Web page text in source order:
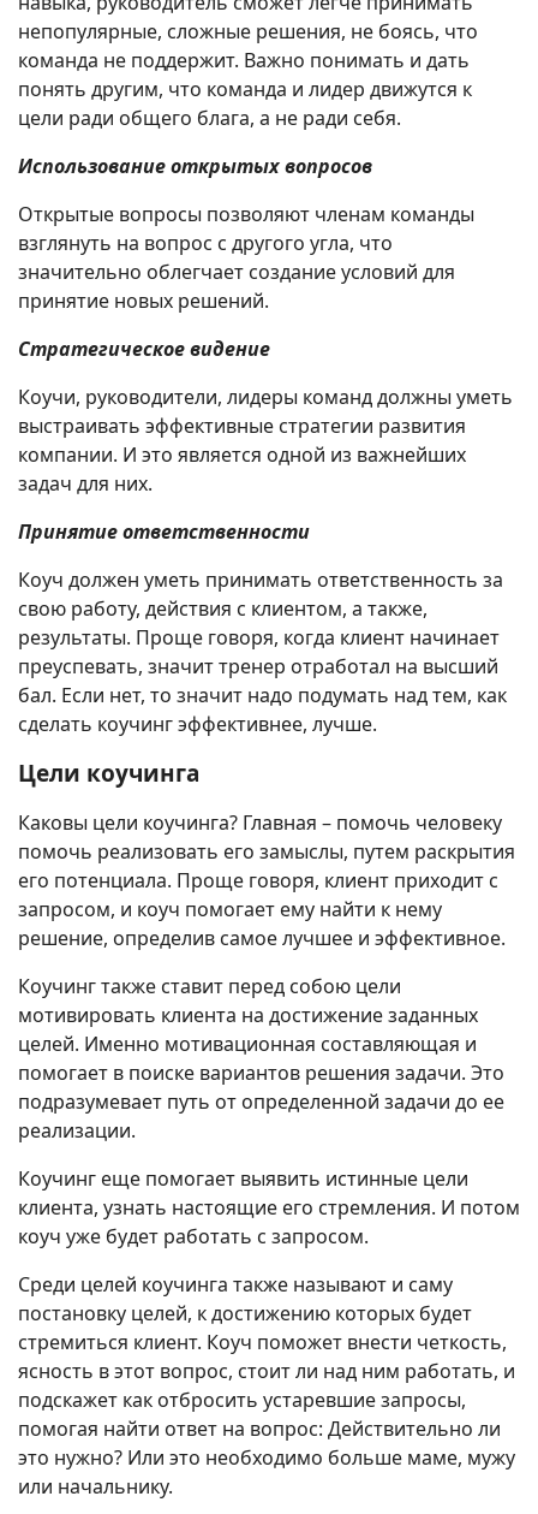
непопулярные, сложные решения, не боясь, что
команда не поддержит. Важно понимать и дать
понять другим, что команда и лидер движутся к
цели ради общего блага, а не ради себя.
Использование открытых вопросов
Открытые вопросы позволяют членам команды
взглянуть на вопрос с другого угла, что
значительно облегчает создание условий для
принятие новых решений.
Стратегическое видение
Коучи, руководители, лидеры команд должны уметь
выстраивать эффективные стратегии развития
компании. И это является одной из важнейших
задач для них.
Принятие ответственности
Коуч должен уметь принимать ответственность за
свою работу, действия с клиентом, а также,
результаты. Проще говоря, когда клиент начинает
преуспевать, значит тренер отработал на высший
бал. Если нет, то значит надо подумать над тем, как
сделать коучинг эффективнее, лучше.
Цели коучинга
Каковы цели коучинга? Главная – помочь человеку
помочь реализовать его замыслы, путем раскрытия
его потенциала. Проще говоря, клиент приходит с
запросом, и коуч помогает ему найти к нему
решение, определив самое лучшее и эффективное.
Коучинг также ставит перед собою цели
мотивировать клиента на достижение заданных
целей. Именно мотивационная составляющая и
помогает в поиске вариантов решения задачи. Это
подразумевает путь от определенной задачи до ее
реализации.
Коучинг еще помогает выявить истинные цели
клиента, узнать настоящие его стремления. И потом
коуч уже будет работать с запросом.
Среди целей коучинга также называют и саму
постановку целей, к достижению которых будет
стремиться клиент. Коуч поможет внести четкость,
ясность в этот вопрос, стоит ли над ним работать, и
подскажет как отбросить устаревшие запросы,
помогая найти ответ на вопрос: Действительно ли
это нужно? Или это необходимо больше маме, мужу
или начальнику.